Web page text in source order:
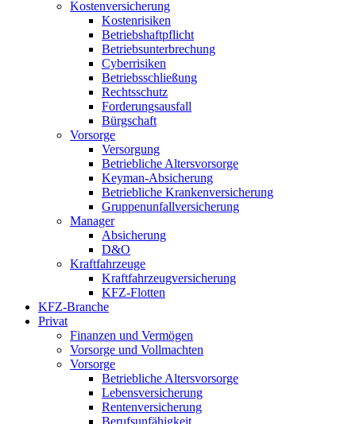
Kostenversicherung
Kostenrisiken
Betriebshaftpflicht
Betriebsunterbrechung
Cyberrisiken
Betriebsschließung
Rechtsschutz
Forderungsausfall
Bürgschaft
Vorsorge
Versorgung
Betriebliche Altersvorsorge
Keyman-Absicherung
Betriebliche Krankenversicherung
Gruppenunfallversicherung
Manager
Absicherung
D&O
Kraftfahrzeuge
Kraftfahrzeugversicherung
KFZ-Flotten
KFZ-Branche
Privat
Finanzen und Vermögen
Vorsorge und Vollmachten
Vorsorge
Betriebliche Altersvorsorge
Lebensversicherung
Rentenversicherung
Berufsunfähigkeit